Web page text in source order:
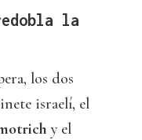
la
los dos
israelí, el
y el